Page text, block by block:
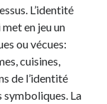
L’identité
en jeu un
ou vécues:
cuisines,
de l’identité
symboliques. La